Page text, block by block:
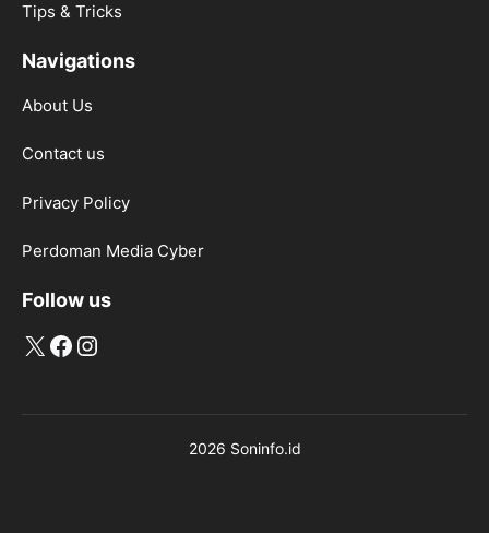
Tips & Tricks
Navigations
About Us
Contact us
Privacy Policy
Perdoman Media Cyber
Follow us
X Facebook
Instagram
2026 Soninfo.id